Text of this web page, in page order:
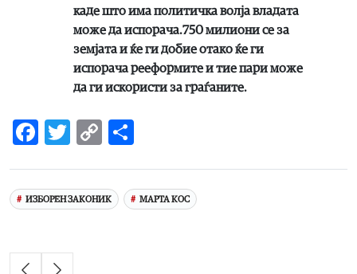
каде што има политичка волја владата
може да испорача.750 милиони се за
земјата и ќе ги добие отако ќе ги
испорача рееформите и тие пари може
да ги искористи за граѓаните.
Facebook
Twitter
Copy
ИЗБОРЕН ЗАКОНИК МАРТА КОС